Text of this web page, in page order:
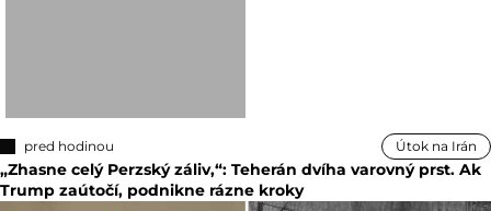
pred hodinou Útok na Irán
„Zhasne celý Perzský záliv,“: Teherán dvíha varovný prst. Ak
Trump zaútočí, podnikne rázne kroky